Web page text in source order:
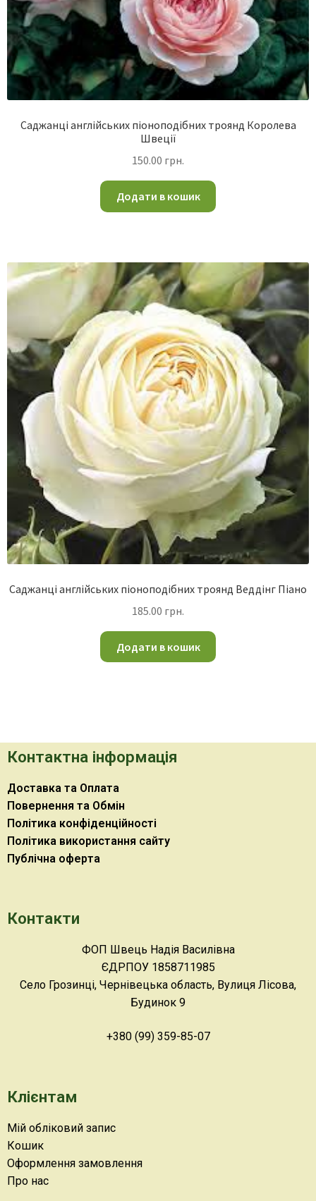
Саджанці англійських піоноподібних троянд Королева
Швеції
150.00 грн.
Додати в кошик
Саджанці англійських піоноподібних троянд Веддінг Піано
185.00 грн.
Додати в кошик
Контактна інформація
Доставка та Оплата
Повернення та Обмін
Політика конфіденційності
Політика використання сайту
Публічна оферта
Контакти
ФОП Швець Надія Василівна
ЄДРПОУ 1858711985
Село Грозинці, Чернівецька область, Вулиця Лісова,
Будинок 9
+380 (99) 359-85-07
Клієнтам
Мій обліковий запис
Кошик
Оформлення замовлення
Про нас